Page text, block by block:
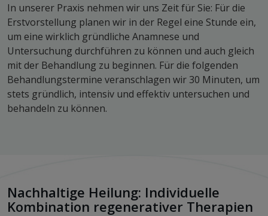
In unserer Praxis nehmen wir uns Zeit für Sie: Für die
Erstvorstellung planen wir in der Regel eine Stunde ein,
um eine wirklich gründliche Anamnese und
Untersuchung durchführen zu können und auch gleich
mit der Behandlung zu beginnen. Für die folgenden
Behandlungstermine veranschlagen wir 30 Minuten, um
stets gründlich, intensiv und effektiv untersuchen und
behandeln zu können.
Nachhaltige Heilung: Individuelle
Kombination regenerativer Therapien